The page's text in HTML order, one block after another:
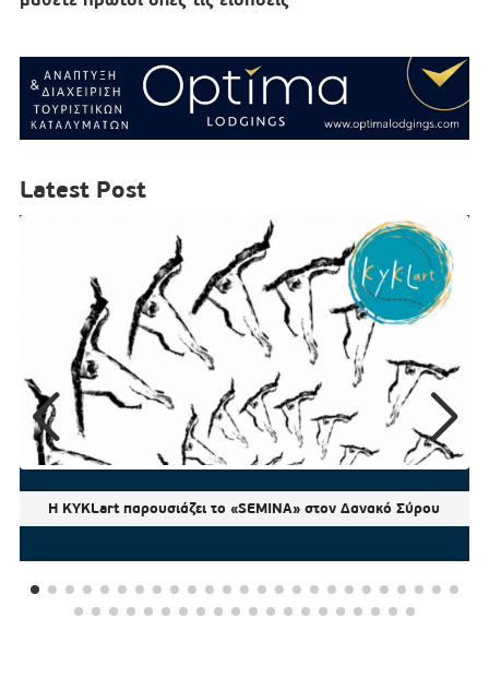
Latest Post
Η KYKLart παρουσιάζει το «SEMINA» στον Δανακό Σύρου